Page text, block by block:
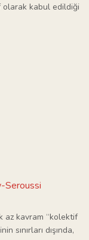
olarak kabul edildiği
Seroussi
az kavram “kolektif
sınırları dışında,